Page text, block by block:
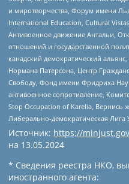
и миротворчества, Форум имени
International Education, Cultural
Антивоенное движение Антальи,
отношений и государственной
канадский демократический
Нормана Патерсона, Центр
Свободу, Фонд имени Фридриха
антивоенное сопротивление,
Stop Occupation of Karelia,
Либерально-демократическая Лига
Источник: https://
на 13.05.2024
* Сведения реестра НКО,
иностранного агента: